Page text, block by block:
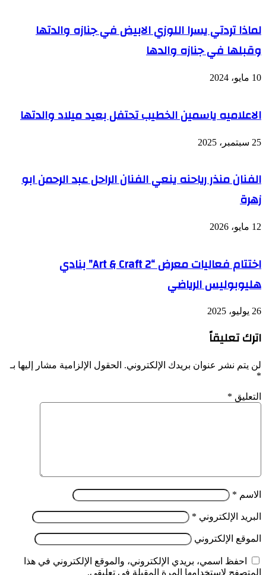
لماذا تردتي يسرا اللوزي الابيض في جنازه والدتها
وقبلها في جنازه والدها
10 مايو، 2024
الاعلاميه ياسمين الخطيب تحتفل بعيد ميلاد والدتها
25 سبتمبر، 2025
الفنان منذر رياحنه ينعي الفنان الراحل عبد الرحمن ابو
زهرة
12 مايو، 2026
اختتام فعاليات معرض “Art & Craft 2” بنادي
هليوبوليس الرياضي
26 يوليو، 2025
اترك تعليقاً
لن يتم نشر عنوان بريدك الإلكتروني. الحقول الإلزامية مشار إليها بـ
*
التعليق *
الاسم *
البريد الإلكتروني *
الموقع الإلكتروني
احفظ اسمي، بريدي الإلكتروني، والموقع الإلكتروني في هذا
المتصفح لاستخدامها المرة المقبلة في تعليقي.